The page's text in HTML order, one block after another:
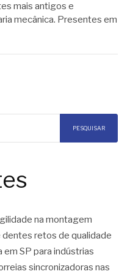
mais antigos e
mecânica. Presentes em
PESQUISAR
na montagem
retos de qualidade
SP para indústrias
sincronizadoras nas